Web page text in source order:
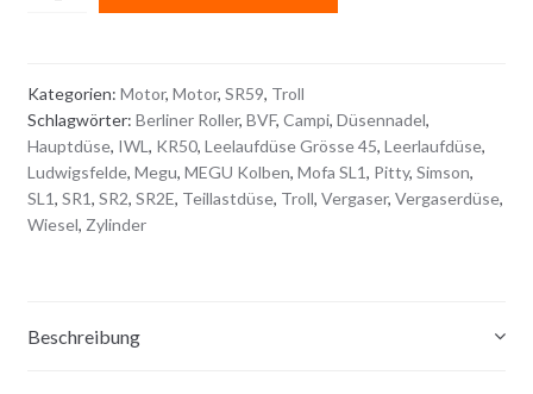
GRÖSSE
a
t
Kategorien: Motor, Motor, SR59, Troll
Schlagwörter: Berliner Roller, BVF, Campi, Düsennadel,
Hauptdüse, IWL , KR50, Leelaufdüse Grösse 45, Leerlaufdüse,
Ludwigsfelde, Megu, MEGU Kolben, Mofa SL1, Pitty, Simson,
SL1, SR1, SR2, SR2E, Teillastdüse, Troll, Vergaser, Vergaserdüse,
Wiesel, Zylinder
Beschreibung